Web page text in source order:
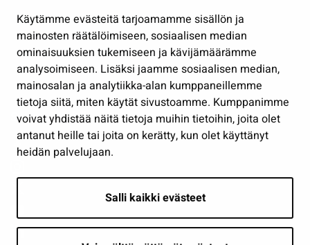
Käytämme evästeitä tarjoamamme sisällön ja
mainosten räätälöimiseen, sosiaalisen median
ominaisuuksien tukemiseen ja kävijämäärämme
analysoimiseen. Lisäksi jaamme sosiaalisen median,
mainosalan ja analytiikka-alan kumppaneillemme
tietoja siitä, miten käytät sivustoamme. Kumppanimme
voivat yhdistää näitä tietoja muihin tietoihin, joita olet
antanut heille tai joita on kerätty, kun olet käyttänyt
heidän palvelujaan.
Salli kaikki evästeet
Työ ja yrittäminen
Osallistu ja asioi
Näytä omat evästeasetukseni
Seuraa meitä